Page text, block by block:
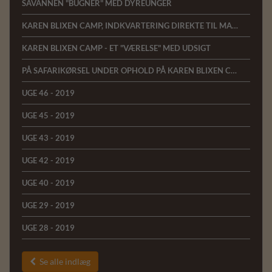
SAVANNEN "BUGNER" MED DYREUNGER
KAREN BLIXEN CAMP, INDKVARTERING DIREKTE TIL MARA-FLODEN I KENYA
KAREN BLIXEN CAMP - ET "VÆRELSE" MED UDSIGT
PÅ SAFARIKØRSEL UNDER OPHOLD PÅ KAREN BLIXEN CAMP
UGE 46 - 2019
UGE 45 - 2019
UGE 43 - 2019
UGE 42 - 2019
UGE 40 - 2019
UGE 29 - 2019
UGE 28 - 2019
 Se alle indlæg